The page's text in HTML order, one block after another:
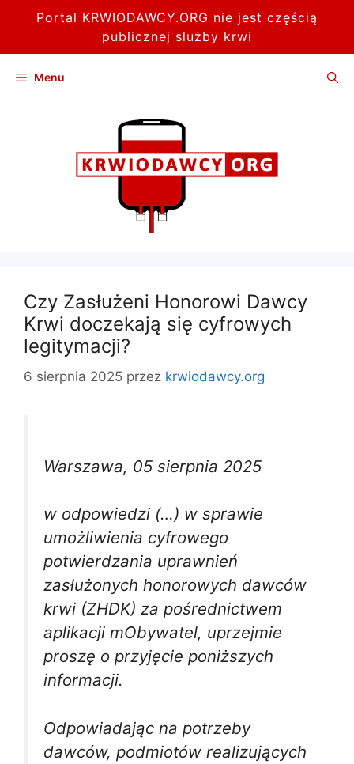
Portal KRWIODAWCY.ORG nie jest częścią
publicznej służby krwi
Menu
Czy Zasłużeni Honorowi Dawcy
Krwi doczekają się cyfrowych
legitymacji?
6 sierpnia 2025 przez krwiodawcy.org
Warszawa, 05 sierpnia 2025
w odpowiedzi (…) w sprawie
umożliwienia cyfrowego
potwierdzania uprawnień
zasłużonych honorowych dawców
krwi (ZHDK) za pośrednictwem
aplikacji mObywatel, uprzejmie
proszę o przyjęcie poniższych
informacji.
Odpowiadając na potrzeby
dawców, podmiotów realizujących